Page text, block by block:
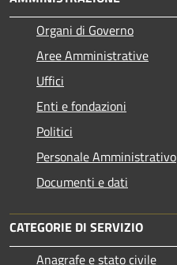
Organi di Governo
Aree Amministrative
Uffici
Enti e fondazioni
Politici
Personale Amministrativo
Documenti e dati
CATEGORIE DI SERVIZIO
Anagrafe e stato civile